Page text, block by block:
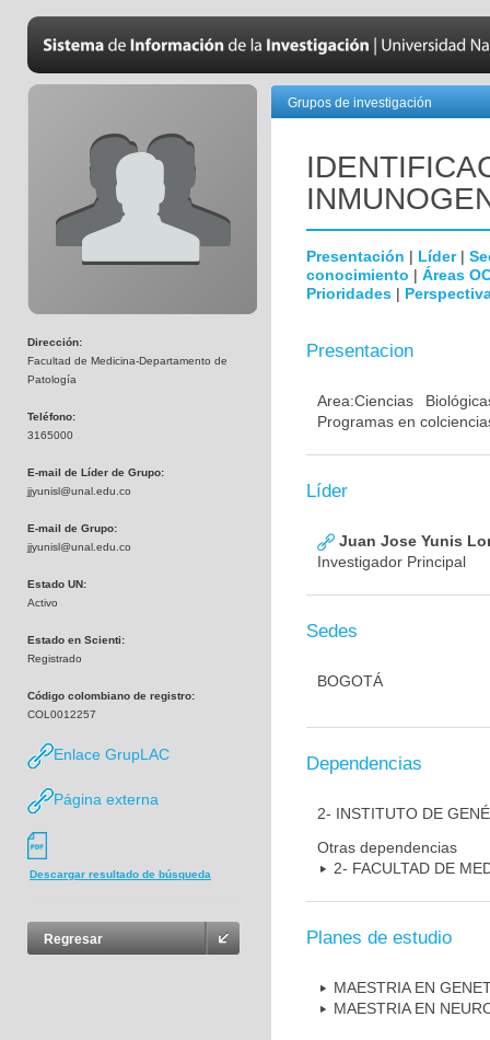
Dirección:
Facultad de Medicina-Departamento de
Patología
Teléfono:
3165000
E-mail de Líder de Grupo:
jjyunisl@unal.edu.co
E-mail de Grupo:
jjyunisl@unal.edu.co
Estado UN:
Activo
Estado en Scienti:
Registrado
Código colombiano de registro:
COL0012257
Enlace GrupLAC
Página externa
Descargar resultado de búsqueda
Regresar
Grupos de investigación
Presentación | Líder|
conocimiento | Áreas
Prioridades |
Presentacion
Area:Ciencias
Programas en
Líder
Juan Jose Yunis
Investigador Principal
Sedes
BOGOTÁ
Dependencias
2- INSTITUTO DE
Otras dependencias
2- FACULTAD DE
Planes de estudio
MAESTRIA EN
MAESTRIA EN